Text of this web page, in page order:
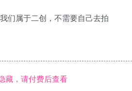
们属于二创，不需要自己去拍
藏，请付费后查看